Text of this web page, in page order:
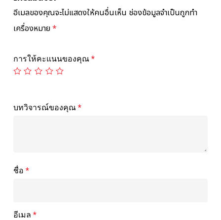
อีเมลของคุณจะไม่แสดงให้คนอื่นเห็น ช่องข้อมูลจำเป็นถูกทำ
เครื่องหมาย*
การให้คะแนนของคุณ *
บทวิจารณ์ของคุณ *
ชื่อ *
อีเมล *